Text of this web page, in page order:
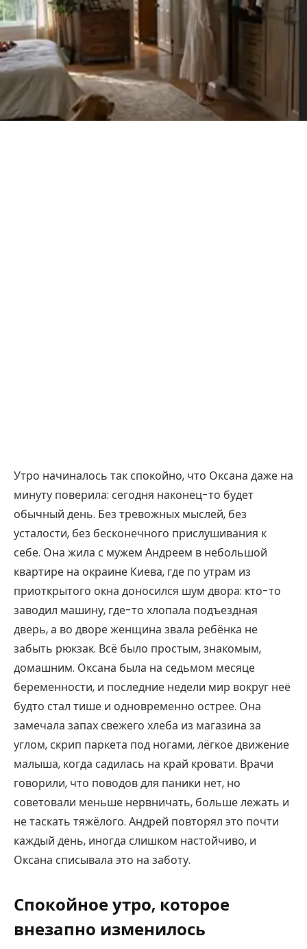
Утро начиналось так спокойно, что Оксана даже на
минуту поверила: сегодня наконец-то будет
обычный день. Без тревожных мыслей, без
усталости, без бесконечного прислушивания к
себе. Она жила с мужем Андреем в небольшой
квартире на окраине Киева, где по утрам из
приоткрытого окна доносился шум двора: кто-то
заводил машину, где-то хлопала подъездная
дверь, а во дворе женщина звала ребёнка не
забыть рюкзак. Всё было простым, знакомым,
домашним. Оксана была на седьмом месяце
беременности, и последние недели мир вокруг неё
будто стал тише и одновременно острее. Она
замечала запах свежего хлеба из магазина за
углом, скрип паркета под ногами, лёгкое движение
малыша, когда садилась на край кровати. Врачи
говорили, что поводов для паники нет, но
советовали меньше нервничать, больше лежать и
не таскать тяжёлого. Андрей повторял это почти
каждый день, иногда слишком настойчиво, и
Оксана списывала это на заботу.
Спокойное утро, которое
внезапно изменилось